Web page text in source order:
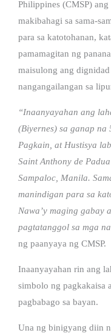
Philippines (CMSP) ang
makibahagi sa sama-
para sa katotohanan,
pamamagitan ng
maisulong ang
nangangailangan sa
“Inaanyayahan ang
(Biyernes) sa ganap na
Pagkain, at Hustisya
Saint Anthony de
Sampaloc, Manila.
manindigan para sa
Nawa’y maging gabay
pagtatanggol sa mga
ng paanyaya ng CMSP.
Inaanyayahan rin ang
simbolo ng pagkakaisa
pagbabago sa bayan.
Una ng binigyang diin